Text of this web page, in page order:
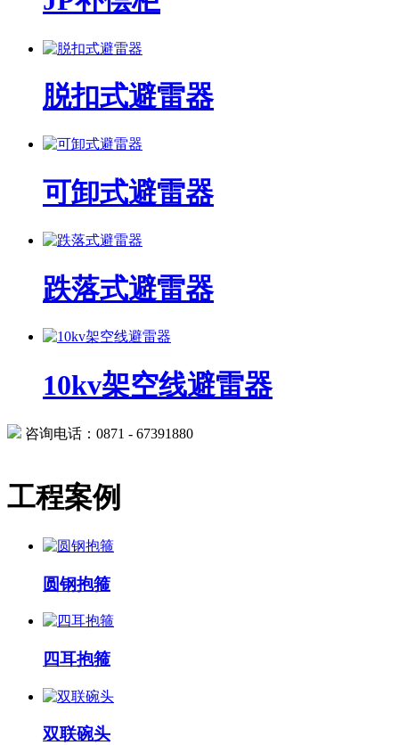
脱扣式避雷器
可卸式避雷器
跌落式避雷器
10kv架空线避雷器
咨询电话：0871 - 67391880
工程案例
圆钢抱箍
四耳抱箍
双联碗头